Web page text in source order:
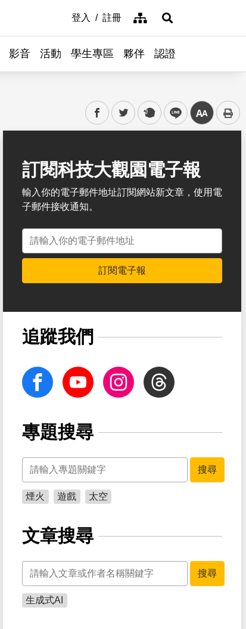
登入 註冊 網站導覽展開搜尋
影音 活動 學生專區 夥伴 認證
facebooktwitter plurk line 中
訂閱科技大觀園電子報
輸入你的電子郵件地址訂閱網站新文章，使用電
子郵件接收通知。
電子郵件地址
訂閱電子報
追蹤我們
facebook Youtube InstagramThreads
專題搜尋
關鍵字
搜尋
煙火 遊戲 太空
文章搜尋
關鍵字
搜尋
生成式AI